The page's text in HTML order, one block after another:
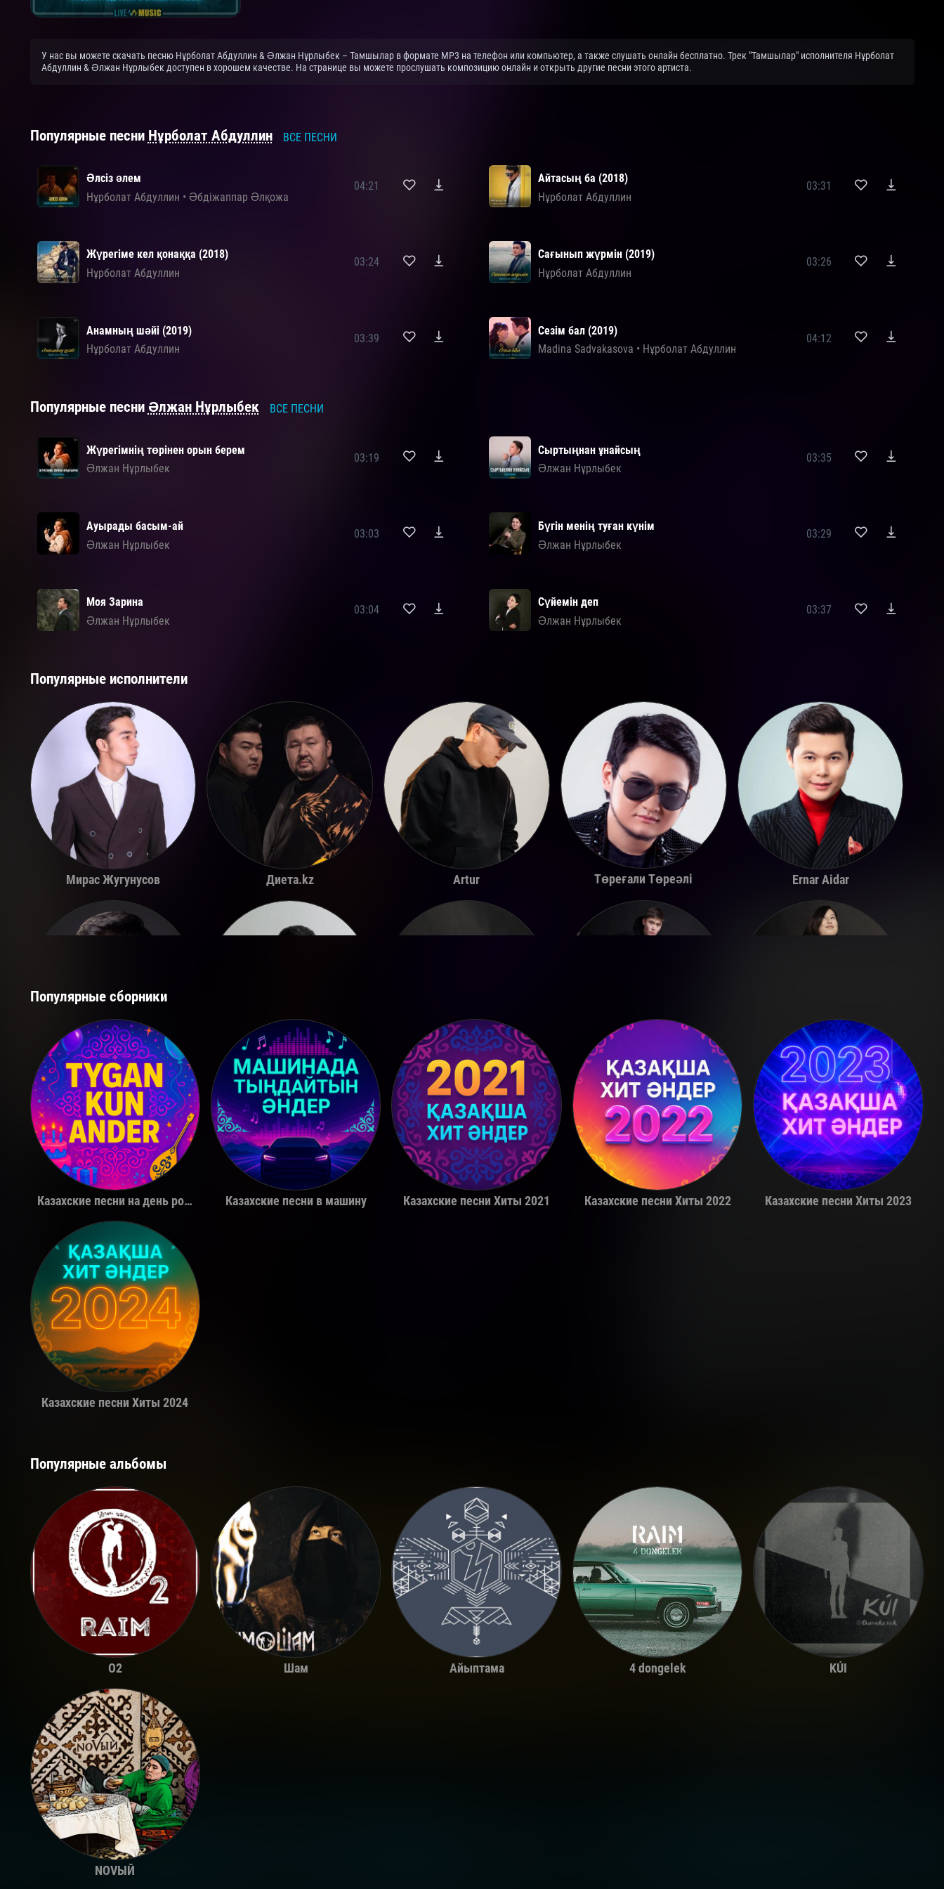
У нас вы можете скачать песню Нұрболат Абдуллин & Әлжан Нұрлыбек – Тамшылар в формате MP3 на телефон или компьютер, а также слушать онлайн бесплатно. Трек "Тамшылар" исполнителя Нұрболат
Абдуллин & Әлжан Нұрлыбек доступен в хорошем качестве. На странице вы можете прослушать композицию онлайн и открыть другие песни этого артиста.
Популярные песни Нұрболат Абдуллин ВСЕ ПЕСНИ
Әлсіз әлем
Нұрболат Абдуллин • Әбдіжаппар Әлқожа
04:21
Айтасың ба (2018)
Нұрболат Абдуллин
03:31
Жүрегіме кел қонаққа (2018)
Нұрболат Абдуллин
03:24
Сағынып жүрмін (2019)
Нұрболат Абдуллин
03:26
Анамның шәйі (2019)
Нұрболат Абдуллин
03:39
Сезім бал (2019)
Madina Sadvakasova • Нұрболат Абдуллин
04:12
Популярные песни Әлжан Нұрлыбек ВСЕ ПЕСНИ
Жүрегімнің төрінен орын берем
Әлжан Нұрлыбек
03:19
Сыртыңнан ұнайсың
Әлжан Нұрлыбек
03:35
Ауырады басым-ай
Әлжан Нұрлыбек
03:03
Бүгін менің туған күнім
Әлжан Нұрлыбек
03:29
Моя Зарина
Әлжан Нұрлыбек
03:04
Сүйемін деп
Әлжан Нұрлыбек
03:37
Популярные исполнители
Мирас Жугунусов Диета.kz Artur Төреғали Төреәлі Ernar Aidar
Қуандық Рахым The Limba Miko Adil Alina Gerc
Популярные сборники
Казахские песни на день рождения Казахские песни в машину Казахские песни Хиты 2021 Казахские песни Хиты 2022 Казахские песни Хиты 2023
Казахские песни Хиты 2024
Популярные альбомы
O2 Шам Айыптама 4 dongelek KÚI
NOVЫЙ